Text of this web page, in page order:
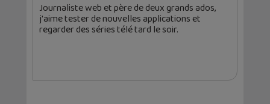
Journaliste web et père de deux grands ados,
j'aime tester de nouvelles applications et
regarder des séries télé tard le soir.